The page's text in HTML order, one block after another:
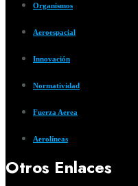
Organismos
Aeroespacial
Innovación
Normatividad
Fuerza Aerea
Aerolíneas
Otros Enlaces